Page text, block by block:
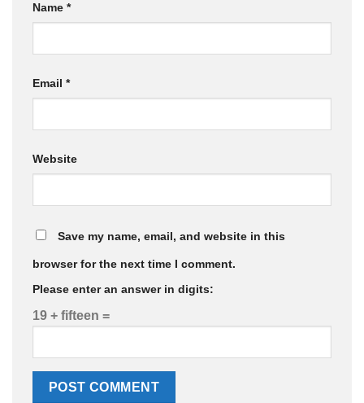
Name *
Email *
Website
Save my name, email, and website in this
browser for the next time I comment.
Please enter an answer in digits:
19 + fifteen =